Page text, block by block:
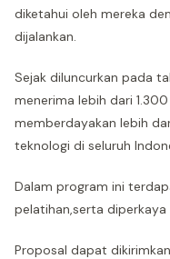
diketahui oleh mereka
dijalankan.
Sejak diluncurkan pada
menerima lebih dari
memberdayakan lebih
teknologi di seluruh
Dalam program ini
pelatihan,serta
Proposal dapat